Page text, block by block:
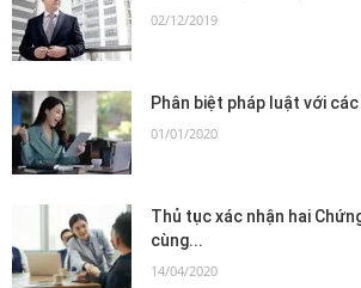
02/12/2019
Phân biệt pháp luật với
01/01/2020
Thủ tục xác nhận hai
cùng...
14/04/2020